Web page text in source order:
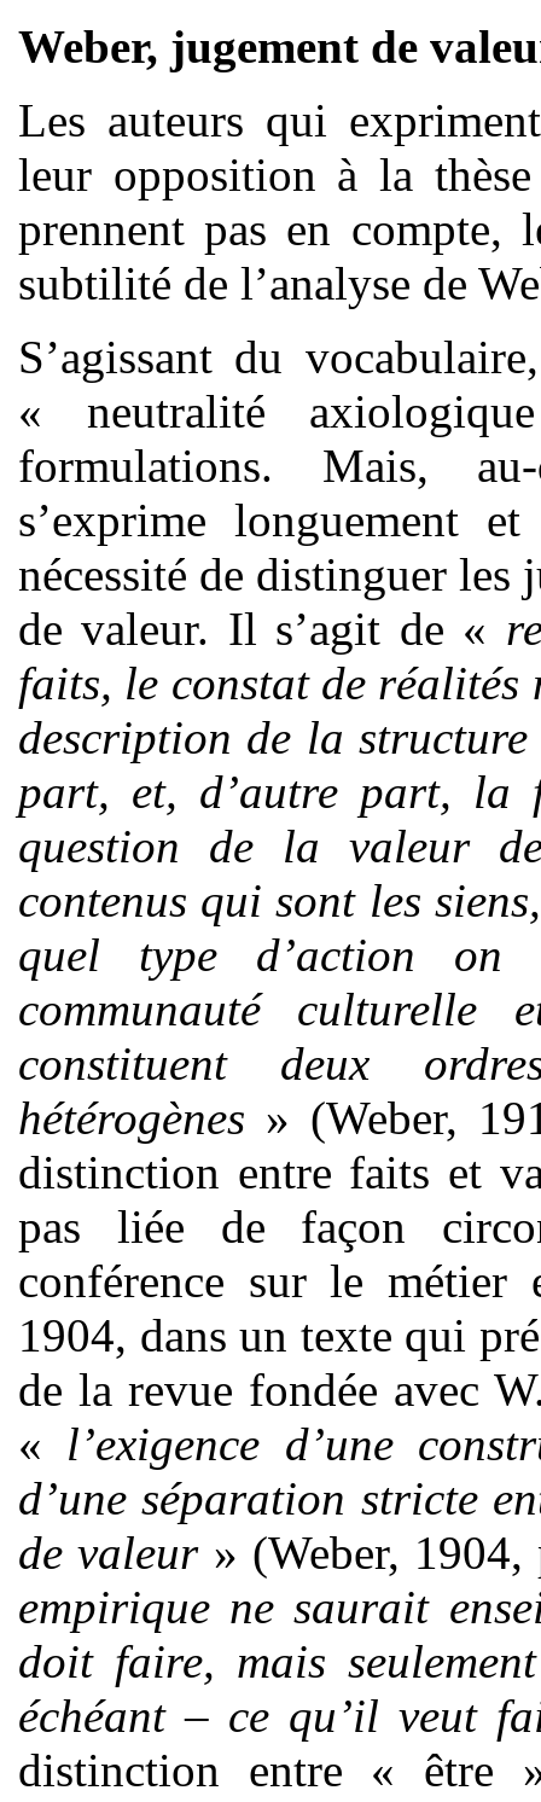
Weber, jugement de
Les auteurs qui
leur opposition à la
prennent pas en compte,
subtilité de l’analyse de
S’agissant du
« neutralité
formulations. Mais,
s’exprime longuement
nécessité de distinguer les
de valeur. Il s’agit de «
faits, le constat de réalités
description de la
part, et, d’autre part, la
question de la valeur
contenus qui sont les
quel type d’action on
communauté culturelle
constituent deux
hétérogènes » (Weber,
distinction entre faits et
pas liée de façon
conférence sur le métier
1904, dans un texte qui
de la revue fondée avec
« l’exigence d’une
d’une séparation stricte
de valeur» (Weber,
empirique ne saurait
doit faire, mais
échéant – ce qu’il veut
distinction entre «